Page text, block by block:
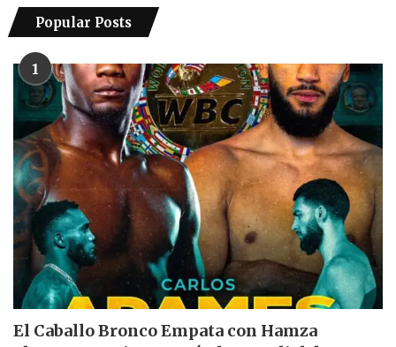
Popular Posts
1
El Caballo Bronco Empata con Hamza